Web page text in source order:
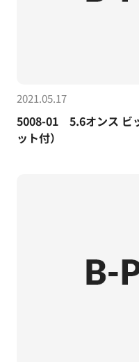
2021.05.17
5008-01 5.6オンス ビ
ット付）